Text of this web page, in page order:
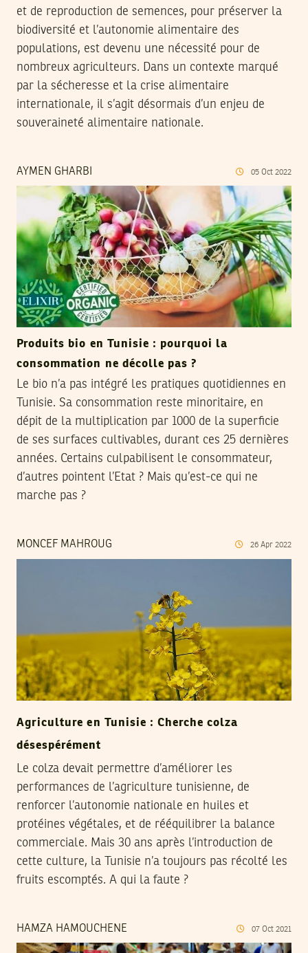
et de reproduction de semences, pour préserver la
biodiversité et l’autonomie alimentaire des
populations, est devenu une nécessité pour de
nombreux agriculteurs. Dans un contexte marqué
par la sécheresse et la crise alimentaire
internationale, il s’agit désormais d’un enjeu de
souveraineté alimentaire nationale.
AYMEN GHARBI 05 Oct 2022
Produits bio en Tunisie : pourquoi la
consommation ne décolle pas ?
Le bio n’a pas intégré les pratiques quotidiennes en
Tunisie. Sa consommation reste minoritaire, en
dépit de la multiplication par 1000 de la superficie
de ses surfaces cultivables, durant ces 25 dernières
années. Certains culpabilisent le consommateur,
d’autres pointent l’Etat ? Mais qu’est-ce qui ne
marche pas ?
MONCEF MAHROUG 26 Apr 2022
Agriculture en Tunisie : Cherche colza
désespérément
Le colza devait permettre d’améliorer les
performances de l’agriculture tunisienne, de
renforcer l’autonomie nationale en huiles et
protéines végétales, et de rééquilibrer la balance
commerciale. Mais 30 ans après l’introduction de
cette culture, la Tunisie n’a toujours pas récolté les
fruits escomptés. A qui la faute ?
HAMZA HAMOUCHENE 07 Oct 2021